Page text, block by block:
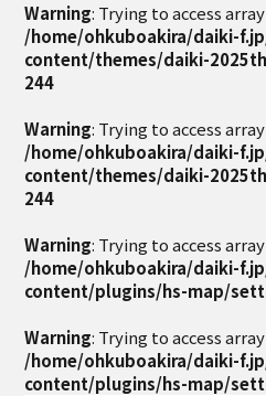
Warning: Trying to access
/home/ohkuboakira/daiki-
content/themes/daiki-
244
Warning: Trying to access
/home/ohkuboakira/daiki-
content/themes/daiki-
244
Warning: Trying to access
/home/ohkuboakira/daiki-
content/plugins/hs-map/
Warning: Trying to access
/home/ohkuboakira/daiki-
content/plugins/hs-map/